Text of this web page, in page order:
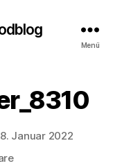
Menü
Januar 2022
zu